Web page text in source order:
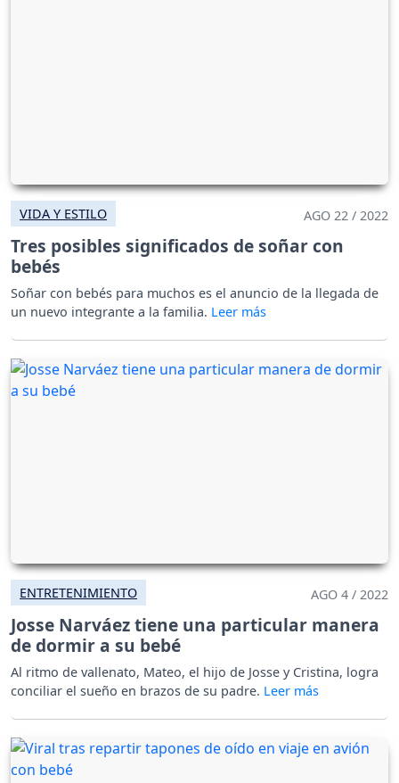
VIDA Y ESTILO AGO 22 / 2022
Tres posibles significados de soñar con
bebés
Soñar con bebés para muchos es el anuncio de la llegada de
un nuevo integrante a la familia.
ENTRETENIMIENTO AGO 4 / 2022
Josse Narváez tiene una particular manera
de dormir a su bebé
Al ritmo de vallenato, Mateo, el hijo de Josse y Cristina, logra
conciliar el sueño en brazos de su padre.